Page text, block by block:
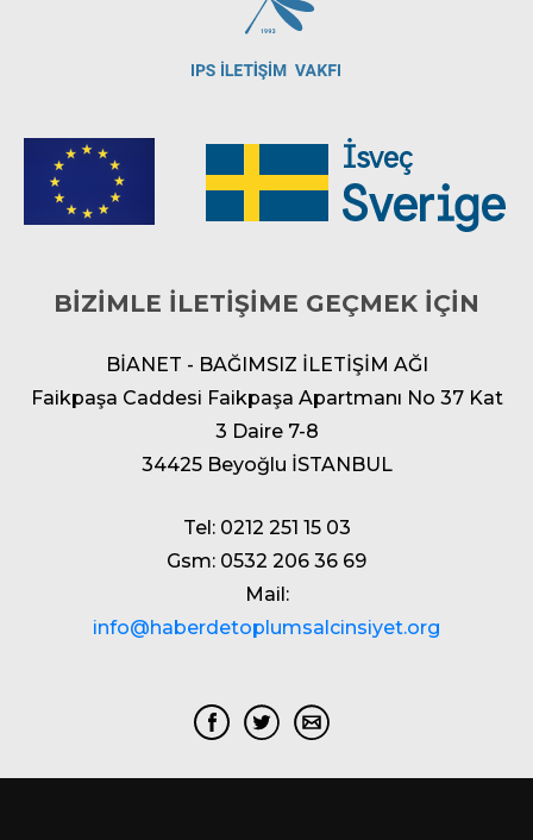
BİZİMLE İLETİŞİME GEÇMEK İÇİN
BİANET - BAĞIMSIZ İLETİŞİM AĞI
Faikpaşa Caddesi Faikpaşa Apartmanı No 37 Kat
3 Daire 7-8
34425 Beyoğlu İSTANBUL
Tel: 0212 251 15 03
Gsm: 0532 206 36 69
Mail:
info@haberdetoplumsalcinsiyet.org